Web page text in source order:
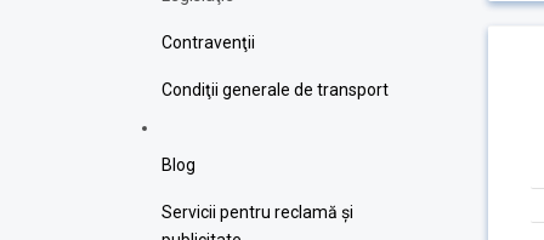
Contravenţii
Condiţii generale de transport
Blog
Servicii pentru reclamă și